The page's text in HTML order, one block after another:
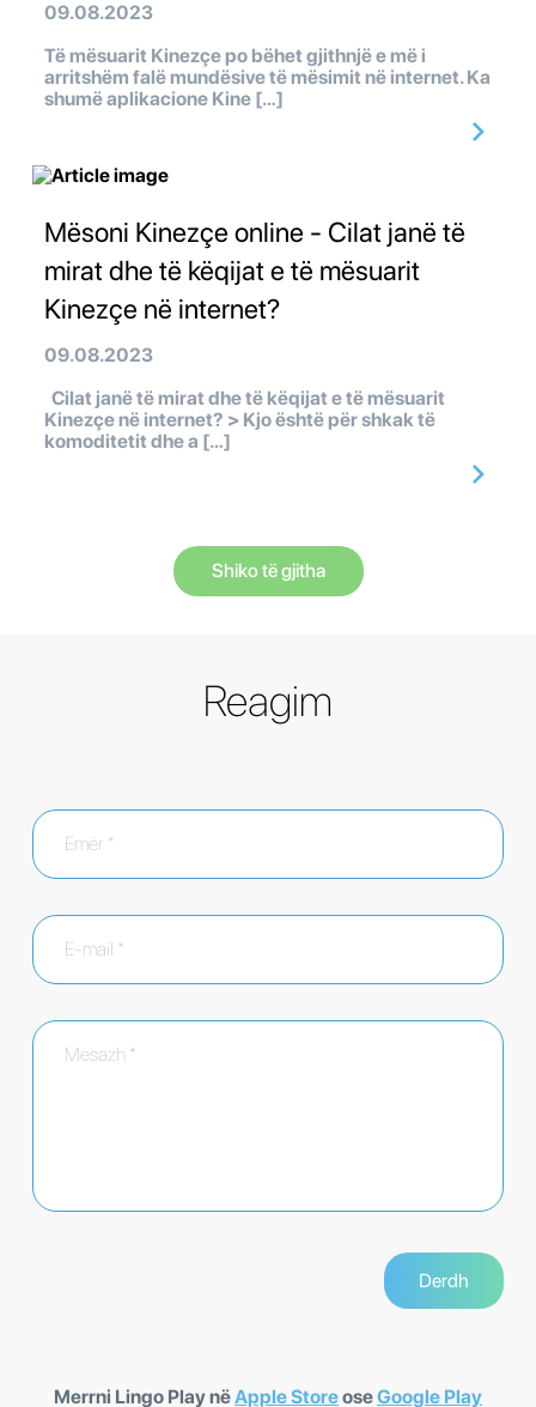
09.08.2023
Të mësuarit Kinezçe po bëhet gjithnjë e më i
arritshëm falë mundësive të mësimit në internet. Ka
shumë aplikacione Kine […]
Mësoni Kinezçe online - Cilat janë të
mirat dhe të këqijat e të mësuarit
Kinezçe në internet?
09.08.2023
Cilat janë të mirat dhe të këqijat e të mësuarit
Kinezçe në internet? > Kjo është për shkak të
komoditetit dhe a […]
Shiko të gjitha
Reagim
Merrni Lingo Play nëApple StoreoseGoogle Play